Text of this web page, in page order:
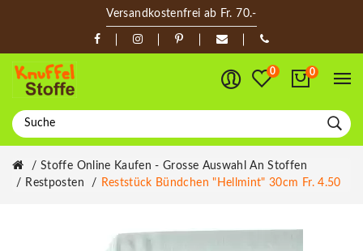
Versandkostenfrei ab Fr. 70.-
0 0
Stoffe Online Kaufen - Grosse Auswahl An Stoffen
Restposten
Reststück Bündchen "Hellmint" 30cm Fr. 4.50